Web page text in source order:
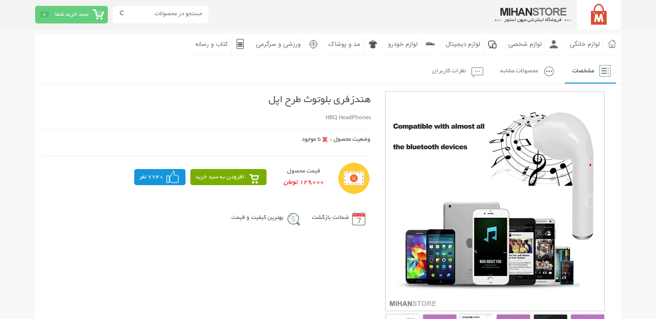
سبد خرید شما 0
لوازم خانگی لوازم شخصی لوازم دیجیتال لوازم خودرو مد و پوشاک ورزشی و سرگرمی کتاب و رسانه
مشخصات محصولات مشابه نظرات کاربران
هندزفری بلوتوث طرح اپل
HBQ HeadPhones
قیمت محصول
129,000 تومان
افزودن به سبد خرید 7740 نفر
ضمانت بازگشت بهترین کیفیت و قیمت